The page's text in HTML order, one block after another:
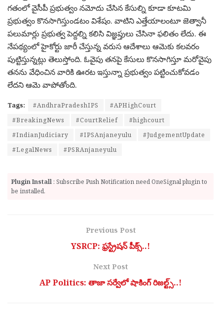
గతంలో వైసీపీ ప్రభుత్వం నమోదు చేసిన కేసుల్ని కూడా కూటమి
ప్రభుత్వం కొనసాగిస్తుండటం విశేషం. వాటిని ఎత్తేయాలంటూ జెత్వానీ
పలుమార్లు ప్రభుత్వ పెద్దల్ని కలిసి విజ్ఞప్తులు చేసినా ఫలితం లేదు. ఈ
నేపథ్యంలో హైకోర్టు జారీ చేస్తున్న వరుస ఆదేశాలు ఆమెకు కలవరం
పుట్టిస్తున్నట్లు తెలుస్తోంది. ఓవైపు తనపై కేసులు కొనసాగిస్తూ మరోవైపు
తనను వేధించిన వారికి ఊరట ఇస్తున్నా ప్రభుత్వం పట్టించుకోవడం
లేదని ఆమె వాపోతోంది.
Tags: #AndhraPradeshIPS
#APHighCourt
#BreakingNews
#CourtRelief
#highcourt
#IndianJudiciary
#IPSAnjaneyulu
#JudgementUpdate
#LegalNews
#PSRAnjaneyulu
Plugin Install : Subscribe Push Notification need OneSignal plugin to
be installed.
Previous Post
YSRCP: ఫ్రస్ట్రేషన్ పీక్స్..!
Next Post
AP Politics: తాజా సర్వేలో షాకింగ్ రిజల్ట్స్..!